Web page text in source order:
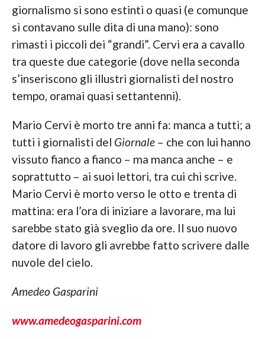
giornalismo si sono estinti o quasi (e comunque
si contavano sulle dita di una mano): sono
rimasti i piccoli dei “grandi”. Cervi era a cavallo
tra queste due categorie (dove nella seconda
s’inseriscono gli illustri giornalisti del nostro
tempo, oramai quasi settantenni).
Mario Cervi è morto tre anni fa: manca a tutti; a
tutti i giornalisti del Giornale– che con lui hanno
vissuto fianco a fianco – ma manca anche – e
soprattutto – ai suoi lettori, tra cui chi scrive.
Mario Cervi è morto verso le otto e trenta di
mattina: era l’ora di iniziare a lavorare, ma lui
sarebbe stato già sveglio da ore. Il suo nuovo
datore di lavoro gli avrebbe fatto scrivere dalle
nuvole del cielo.
Amedeo Gasparini
www.amedeogasparini.com